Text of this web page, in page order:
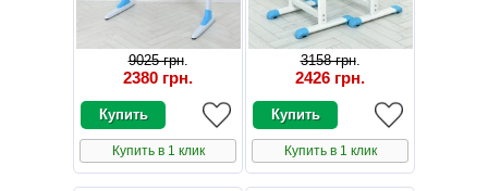
9025 грн.
2380 грн.
Купить в 1 клик
3158 грн.
2426 грн.
Купить в 1 клик